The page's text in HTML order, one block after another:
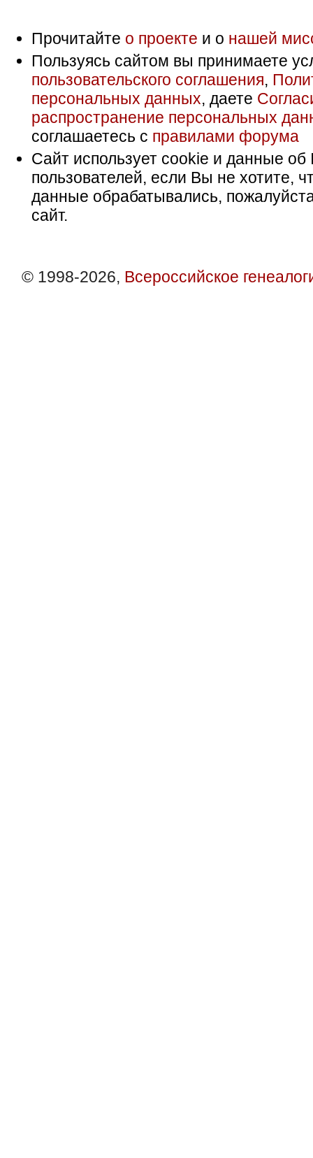
Прочитайте о проекте и о нашей
Пользуясь сайтом вы принимаете
пользовательского соглашения,
персональных данных, даете
распространение персональных
соглашаетесь с правилами форума
Сайт использует cookie и данные об
пользователей, если Вы не хотите,
данные обрабатывались,
сайт.
© 1998-2026, Всероссийское